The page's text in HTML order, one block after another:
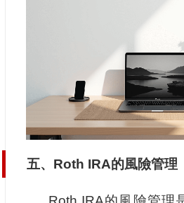
五、Roth IRA的風險管理